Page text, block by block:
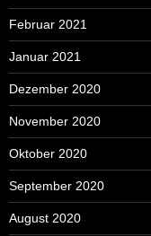
Februar 2021
Januar 2021
Dezember 2020
November 2020
Oktober 2020
September 2020
August 2020